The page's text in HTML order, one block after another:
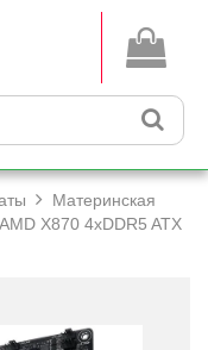
Материнская
X870 4xDDR5 ATX